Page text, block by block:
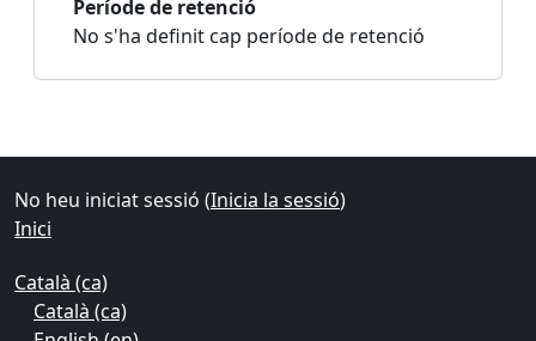
Període de retenció
No s'ha definit cap període de retenció
Blocs suplementaris
No heu iniciat sessió (Inicia la sessió)
Inici
Català ‎(ca)‎
Català ‎(ca)‎